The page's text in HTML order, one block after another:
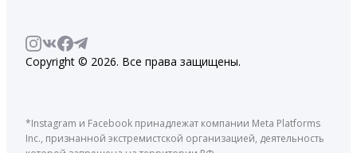
Copyright © 2026. Все права защищены.
*Instagram и Facebook принадлежат компании Meta Platforms
Inc., признанной экстремистской организацией, деятельность